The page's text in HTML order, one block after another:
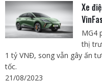
Xe
MG4
thị
1 tỷ VNĐ, song vẫn gây ấn
tốc.
21/08/2023